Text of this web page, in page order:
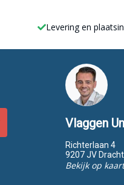
Levering en
Vlaggen
Richterlaan 4
9207 JV
Bekijk op kaart